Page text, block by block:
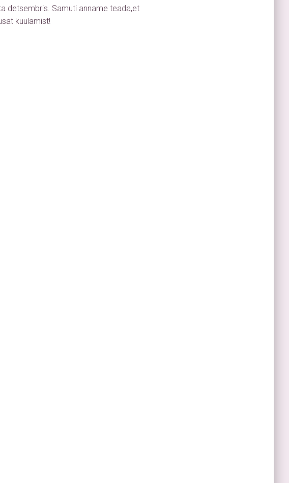
detsembris. Samuti anname teada,et
kuulamist!